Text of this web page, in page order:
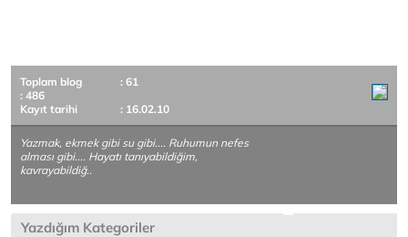
Toplam blog
: 61
: 486
Kayıt tarihi
: 16.02.10
Yazmak, ekmek gibi su gibi.... Ruhumun nefes
alması gibi.... Hayatı tanıyabildiğim,
kavrayabildiğ..
Yazdığım Kategoriler